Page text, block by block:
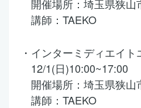
開催場所：埼玉県狭山
講師：TAEKO
・インターミディエイ
12/1(日)10:00~17:00
開催場所：埼玉県狭山
講師：TAEKO